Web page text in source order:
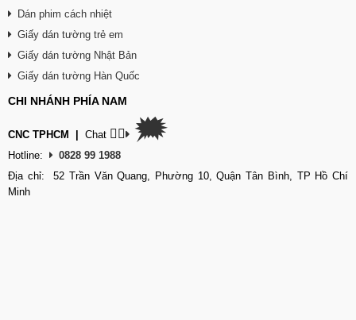
Dán phim cách nhiệt
Giấy dán tường trẻ em
Giấy dán tường Nhật Bản
Giấy dán tường Hàn Quốc
CHI NHÁNH PHÍA NAM
CNC TPHCM Chat 👉🏽 🗯
Hotline:
0828 99 1988
Địa chỉ: 52 Trần Văn Quang, Phường 10, Quận Tân Bình, TP Hồ Chí
Minh